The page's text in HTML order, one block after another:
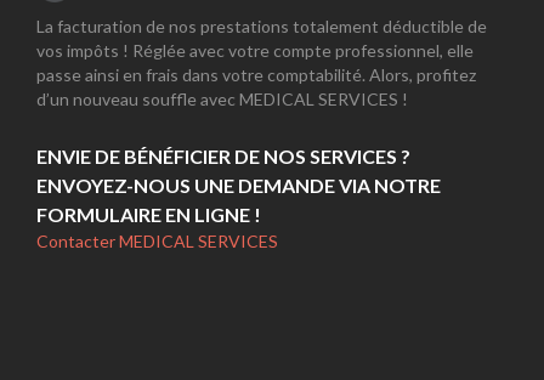
La facturation de nos prestations totalement déductible de
vos impôts ! Réglée avec votre compte professionnel, elle
passe ainsi en frais dans votre comptabilité. Alors, profitez
d’un nouveau souffle avec MEDICAL SERVICES !
ENVIE DE BÉNÉFICIER DE NOS SERVICES ?
ENVOYEZ-NOUS UNE DEMANDE VIA NOTRE
FORMULAIRE EN LIGNE !
Contacter MEDICAL SERVICES